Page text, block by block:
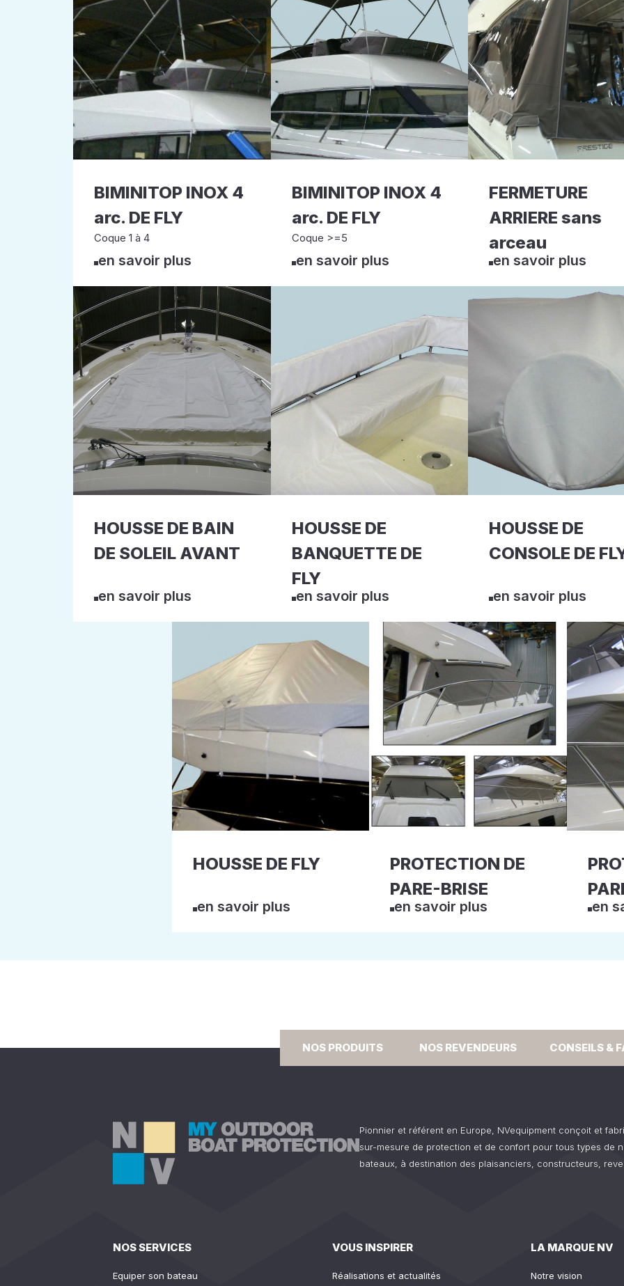
BIMINITOP INOX 4
arc. DE FLY
Coque 1 à 4
en savoir plus
BIMINITOP INOX 4
arc. DE FLY
Coque >=5
en savoir plus
FERMETURE
ARRIERE sans
arceau
en savoir plus
HOUSSE DE BAIN
DE SOLEIL AVANT
en savoir plus
HOUSSE DE
BANQUETTE DE
FLY
en savoir plus
HOUSSE DE
CONSOLE DE
en savoir plus
HOUSSE DE FLY
en savoir plus
PROTECTION DE
PARE-BRISE
en savoir plus en
NOS PRODUITS NOS REVENDEURS CONSEILS &
Pionnier et référent en Europe, NVequipment conçoit et
sur-mesure de protection et de confort pour tous types de
bateaux, à destination des plaisanciers, constructeurs,
NOS SERVICES
Equiper son bateau
VOUS INSPIRER
Réalisations et actualités
LA MARQUE NV
Notre vision